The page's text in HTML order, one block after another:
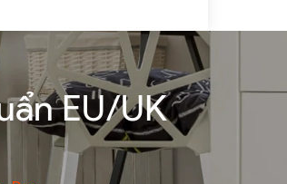
EU/UK